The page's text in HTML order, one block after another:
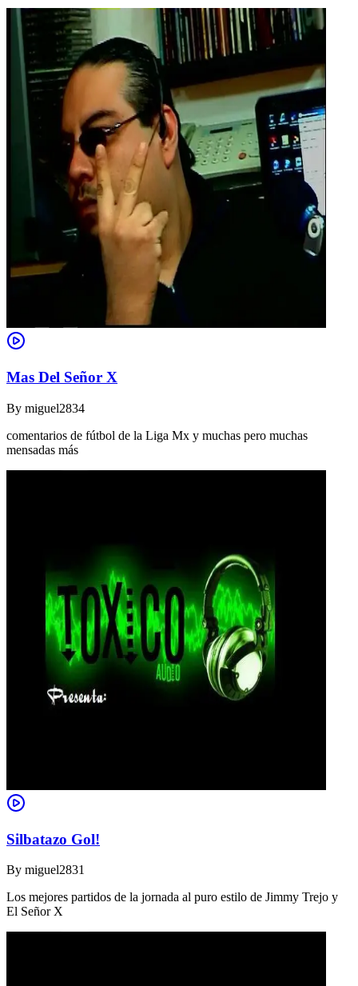
Mas Del Señor X
By miguel2834
comentarios de fútbol de la Liga Mx y muchas pero muchas
mensadas más
Silbatazo Gol!
By miguel2831
Los mejores partidos de la jornada al puro estilo de Jimmy Trejo y
El Señor X